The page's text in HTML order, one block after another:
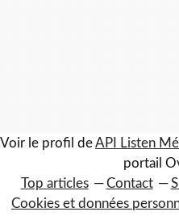
Voir le profil deAPI Listen
portail
Top articles
Contact
Cookies et données